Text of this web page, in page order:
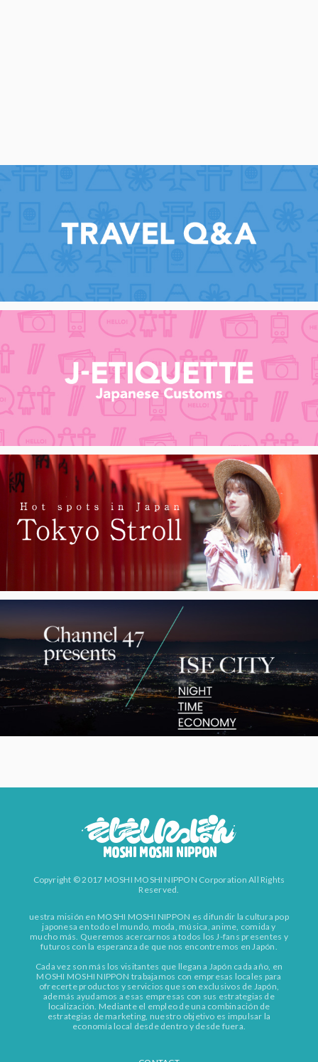
Copyright © 2017 MOSHI MOSHI NIPPON Corporation All Rights
Reserved.
uestra misión en MOSHI MOSHI NIPPON es difundir la cultura pop
japonesa en todo el mundo, moda, música, anime, comida y
mucho más. Queremos acercarnos a todos los J-fans presentes y
futuros con la esperanza de que nos encontremos en Japón.
Cada vez son más los visitantes que llegan a Japón cada año, en
MOSHI MOSHI NIPPON trabajamos con empresas locales para
ofrecerte productos y servicios que son exclusivos de Japón,
además ayudamos a esas empresas con sus estrategias de
localización. Mediante el empleo de una combinación de
estrategias de marketing, nuestro objetivo es impulsar la
economía local desde dentro y desde fuera.